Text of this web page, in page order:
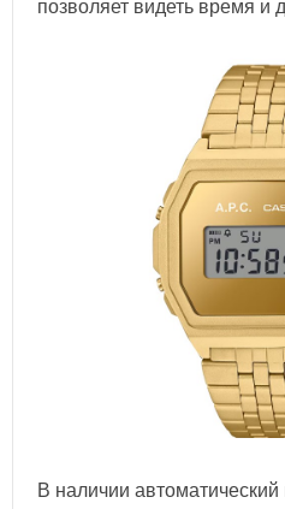
позволяет видеть время и
В наличии автоматический